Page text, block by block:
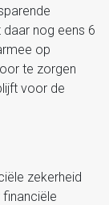
nog eens 6
op
te zorgen
voor de
zekerheid